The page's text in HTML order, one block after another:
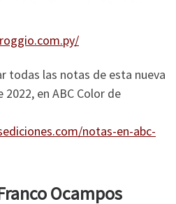
todas las notas de esta nueva
en ABC Color de
notas-en-abc-
Ocampos